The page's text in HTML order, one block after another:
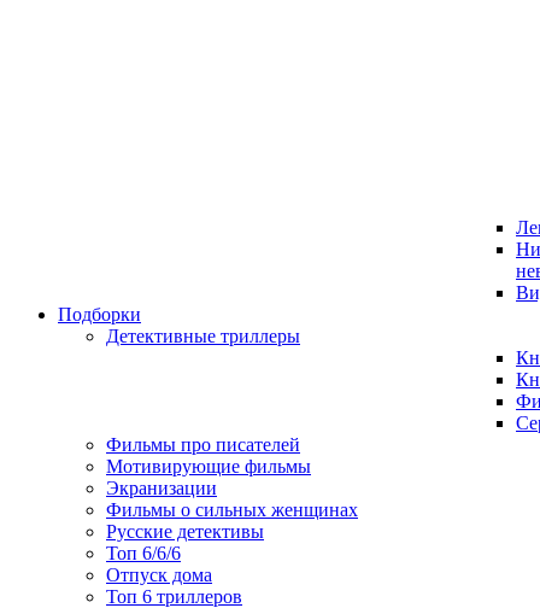
Подборки
Детективные триллеры
Фильмы про писателей
Мотивирующие фильмы
Экранизации
Фильмы о сильных женщинах
Русские детективы
Топ 6/6/6
Отпуск дома
Топ 6 триллеров